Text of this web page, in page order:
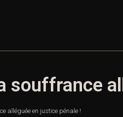
souffrance
alléguée en justice pénale !